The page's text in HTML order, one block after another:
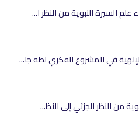
النبوية من النظر ا...
الفكري لطه جا...
الجزئي إلى النظ...